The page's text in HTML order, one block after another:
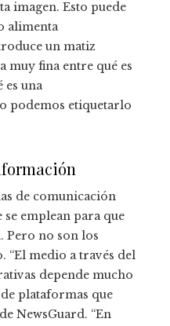
imagen. Esto puede
alimenta
un matiz
muy fina entre qué es
es una
podemos etiquetarlo
de comunicación
emplean para que
Pero no son los
“El medio a través del
depende mucho
plataformas que
NewsGuard. “En